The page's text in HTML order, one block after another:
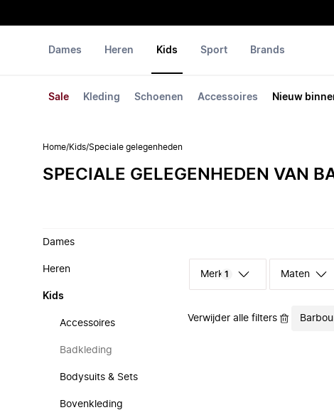
Dames Heren Kids
Sale Kleding Schoenen Accessoires Nieuw
Sport Brands
Home/Kids/Speciale gelegenheden
SPECIALE GELEGENHEDEN VAN
Dames
Heren
Kids
Accessoires
Badkleding
Bodysuits & Sets
Bovenkleding
Merk 1 Maten
Verwijder alle filters